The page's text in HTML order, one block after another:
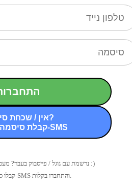
אין / שכחת סיסמה?
קבלת סיסמה חדשה ב-SMS
נרשמת עם גוגל / פייסבוק בעבר? מעכשיו מתחברים עם טלפון :)
קבלו סיסמה חדשה ב-SMS והתחברו בקלות.